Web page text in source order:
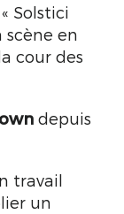
Solstici
scène en
cour des
depuis
travail
un